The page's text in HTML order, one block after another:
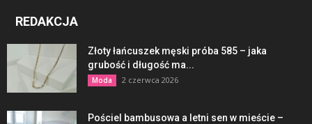
REDAKCJA
Złoty łańcuszek męski próba 585 – jaka
grubość i długość ma...
Moda 2 czerwca 2026
Pościel bambusowa a letni sen w mieście –